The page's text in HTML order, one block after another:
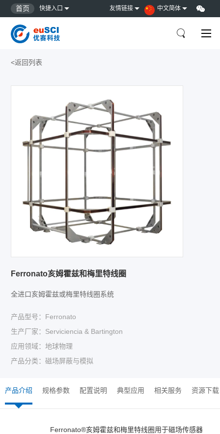
首页 快捷入口 友情链接 中文简体
<返回列表
Ferronato亥姆霍兹和梅里特线圈
全进口亥姆霍兹或梅里特线圈系统
产品型号：Ferronato
生产厂家：Serviciencia & Bartington
应用领域：地球物理
产品分类：磁场屏蔽与模拟
产品介绍 规格参数 配置说明 典型应用 相关服务 资源下载
Ferronato®亥姆霍兹和梅里特线圈用于磁场传感器